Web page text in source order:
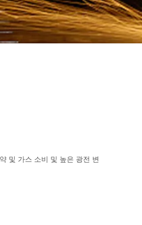
및 가스 소비 및 높은 광전 변